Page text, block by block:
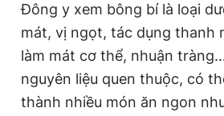
Đông y xem bông bí là loại
mát, vị ngọt, tác dụng thanh
làm mát cơ thể, nhuận
nguyên liệu quen thuộc, có
thành nhiều món ăn ngon